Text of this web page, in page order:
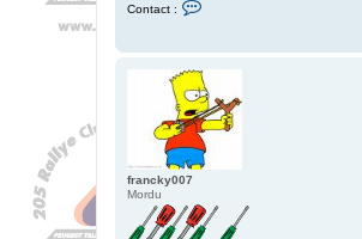
Contact :
t
e
r
P
i
e
1
9
francky007
Mordu